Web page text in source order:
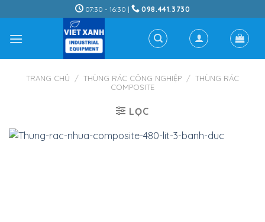
to
content
07:30 - 16:30 | 098.441.3730
TRANG CHỦ / THÙNG RÁC CÔNG NGHIỆP / THÙNG RÁC
COMPOSITE
LỌC